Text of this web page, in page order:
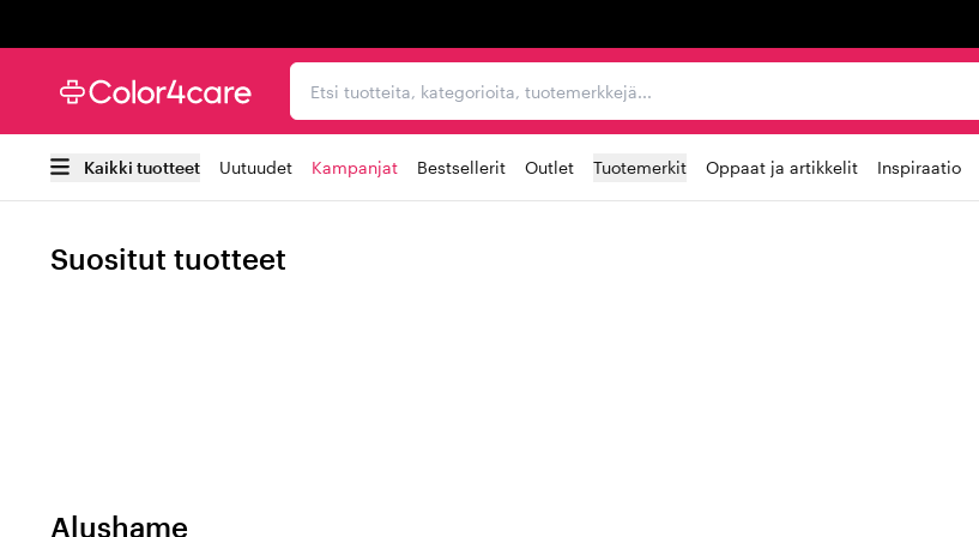
Etsi tuotteita, kategorioita, tuotemerkkejä...
Kaikki tuotteet Uutuudet Kampanjat Bestsellerit Outlet Tuotemerkit Oppaat ja artikkelit Inspiraatio
Suositut tuotteet
Alushame